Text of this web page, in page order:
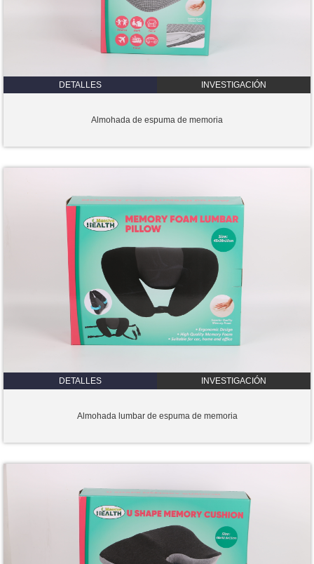
DETALLES INVESTIGACIÓN
Almohada de espuma de memoria
DETALLES INVESTIGACIÓN
Almohada lumbar de espuma de memoria